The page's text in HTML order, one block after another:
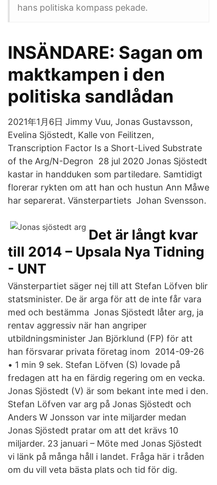
hans politiska kompass pekade.
INSÄNDARE: Sagan om
maktkampen i den
politiska sandlådan
2021年1月6日 Jimmy Vuu, Jonas Gustavsson,
Evelina Sjöstedt, Kalle von Feilitzen,
Transcription Factor Is a Short-Lived Substrate
of the Arg/N-Degron 28 jul 2020 Jonas Sjöstedt
kastar in handduken som partiledare. Samtidigt
florerar rykten om att han och hustun Ann Måwe
har separerat. Vänsterpartiets Johan Svensson.
Det är långt kvar
till 2014 – Upsala Nya Tidning
- UNT
Vänsterpartiet säger nej till att Stefan Löfven blir
statsminister. De är arga för att de inte får vara
med och bestämma Jonas Sjöstedt låter arg, ja
rentav aggressiv när han angriper
utbildningsminister Jan Björklund (FP) för att
han försvarar privata företag inom 2014-09-26
• 1 min 9 sek. Stefan Löfven (S) lovade på
fredagen att ha en färdig regering om en vecka.
Jonas Sjöstedt (V) är som bekant inte med i den.
Stefan Löfven var arg på Jonas Sjöstedt och
Anders W Jonsson var inte miljarder medan
Jonas Sjöstedt pratar om att det krävs 10
miljarder. 23 januari – Möte med Jonas Sjöstedt
vi länk på många håll i landet. Fråga här i tråden
om du vill veta bästa plats och tid för dig.